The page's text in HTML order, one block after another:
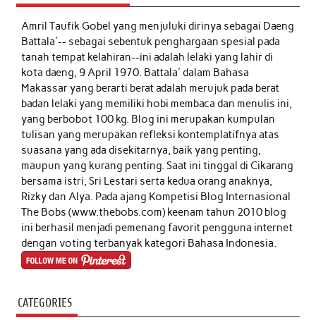
Amril Taufik Gobelyang menjuluki dirinya sebagai Daeng
Battala'-- sebagai sebentuk penghargaan spesial pada
tanah tempat kelahiran--ini adalah lelaki yang lahir di
kota daeng, 9 April 1970. Battala' dalam Bahasa
Makassar yang berarti berat adalah merujuk pada berat
badan lelaki yang memiliki hobi membaca dan menulis ini,
yang berbobot 100 kg. Blog ini merupakan kumpulan
tulisan yang merupakan refleksi kontemplatifnya atas
suasana yang ada disekitarnya, baik yang penting,
maupun yang kurang penting. Saat ini tinggal di Cikarang
bersama istri, Sri Lestari serta kedua orang anaknya,
Rizky dan Alya. Pada ajang Kompetisi Blog Internasional
The Bobs (www.thebobs.com) keenam tahun 2010 blog
ini berhasil menjadi pemenang favorit pengguna internet
dengan voting terbanyak kategori Bahasa Indonesia.
CATEGORIES